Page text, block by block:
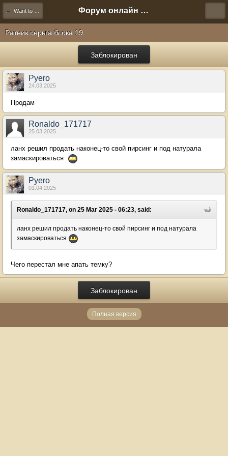
← Want to Sell Форум онлайн игры "Новая Эра" (Нюра Биз)
Ратник серьга блока 19
Заблокирован
Pyero
24.03.2025
Продам
Ronaldo_171717
25.03.2025
ланх решил продать наконец-то свой пирсинг и под натурала
замаскироваться
Pyero
01.04.2025
Ronaldo_171717, on 25 Mar 2025 - 06:23, said:
ланх решил продать наконец-то свой пирсинг и под натурала
замаскироваться
Чего перестал мне апать темку?
Заблокирован
Полная версия